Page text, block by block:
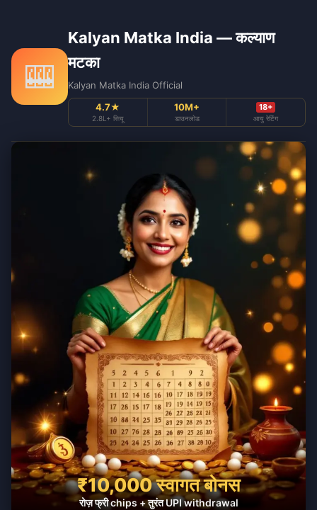
🎰
Kalyan Matka India — कल्याण
मटका
Kalyan Matka India Official
4.7★
2.8L+ रिव्यू
10M+
डाउनलोड
18+
आयु रेटिंग
₹10,000 स्वागत बोनस
रोज़ फ्री chips + तुरंत UPI withdrawal